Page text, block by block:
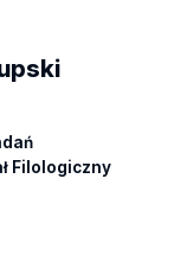
Filologiczny